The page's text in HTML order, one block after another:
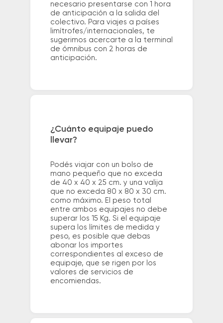
necesario presentarse con 1 hora
de anticipación a la salida del
colectivo. Para viajes a países
limítrofes/internacionales, te
sugerimos acercarte a la terminal
de ómnibus con 2 horas de
anticipación.
¿Cuánto equipaje puedo
llevar?
Podés viajar con un bolso de
mano pequeño que no exceda
de 40 x 40 x 25 cm. y una valija
que no exceda 80 x 80 x 30 cm.
como máximo. El peso total
entre ambos equipajes no debe
superar los 15 Kg. Si el equipaje
supera los límites de medida y
peso, es posible que debas
abonar los importes
correspondientes al exceso de
equipaje, que se rigen por los
valores de servicios de
encomiendas.